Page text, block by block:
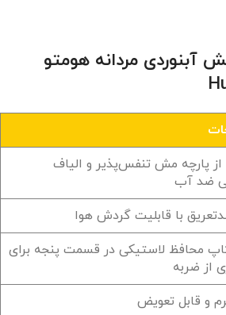
مردانه هومتو
از پارچه مش تنفس‌پذیر و الیاف
ضد آب
با قابلیت گردش هوا
محافظ لاستیکی در قسمت پنجه برای
از ضربه
و قابل تعویض